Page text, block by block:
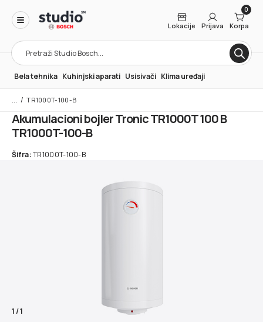
Products
search
Lokacije Prijava
0
Korpa
Bela tehnika Kuhinjski aparati Usisivači Klima uređaji
/ TR1000T-100-B
Akumulacioni bojler Tronic TR1000T 100 B
TR1000T-100-B
Šifra:TR1000T-100-B
1/1